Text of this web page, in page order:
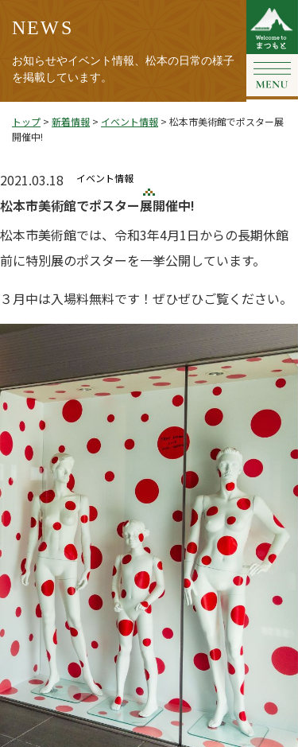
NEWS
お知らせやイベント情報、松本の日常の様子
を掲載しています。
トップ > 新着情報 > イベント情報 > 松本市美術館でポスター展
開催中!
2021.03.18 イベント情報
松本市美術館でポスター展開催中!
松本市美術館では、令和3年4月1日からの長期休館
前に特別展のポスターを一挙公開しています。
３月中は入場料無料です！ぜひぜひご覧ください。